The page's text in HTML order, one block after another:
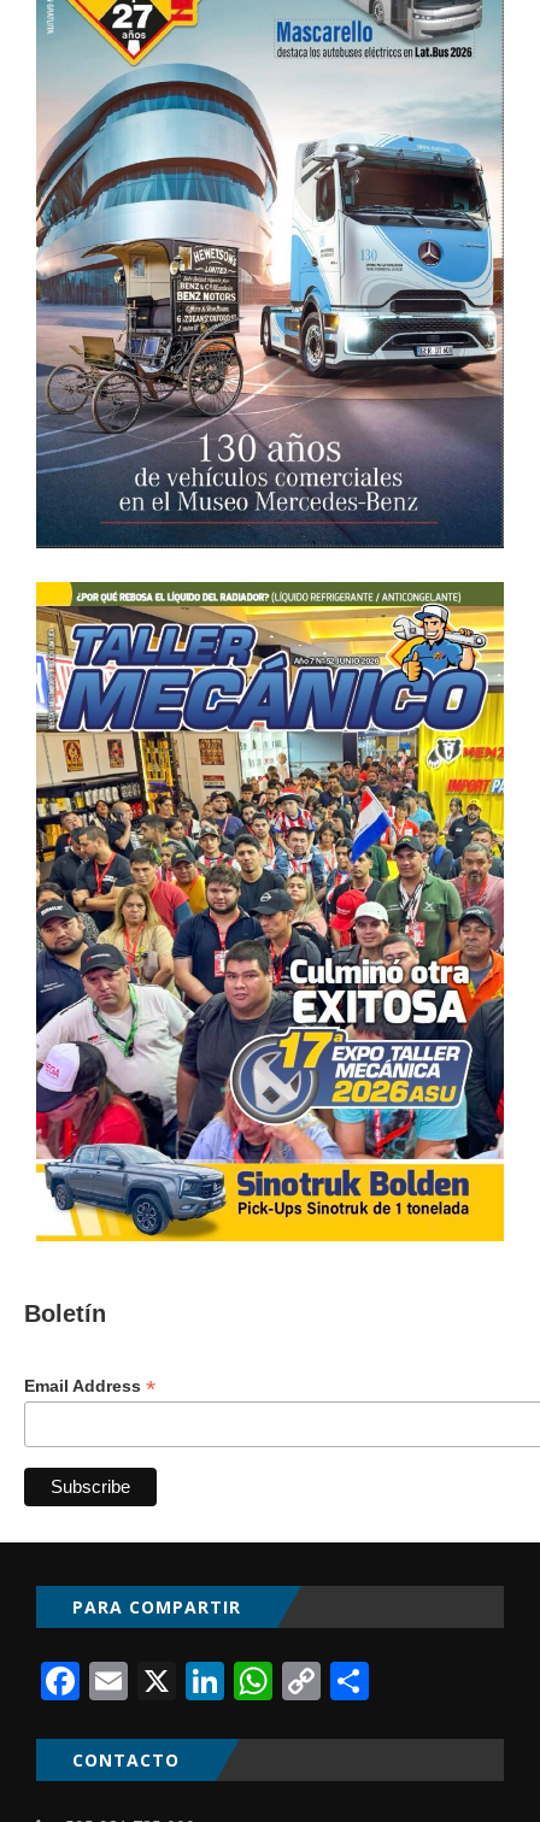
Boletín
Email Address *
PARA COMPARTIR
Facebook
Email
X LinkedIn
WhatsApp
Copy
CONTACTO